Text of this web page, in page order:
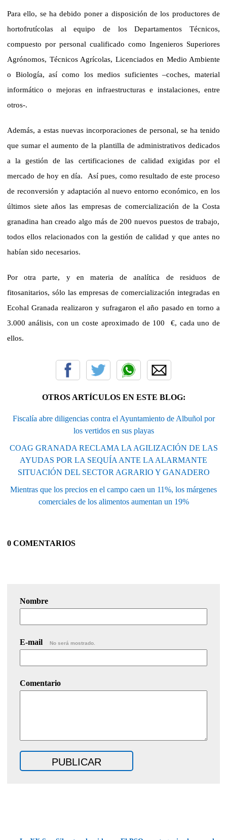
Para ello, se ha debido poner a disposición de los productores de
hortofrutícolas al equipo de los Departamentos Técnicos,
compuesto por personal cualificado como Ingenieros Superiores
Agrónomos, Técnicos Agrícolas, Licenciados en Medio Ambiente
o Biología, así como los medios suficientes –coches, material
informático o mejoras en infraestructuras e instalaciones, entre
otros-.
Además, a estas nuevas incorporaciones de personal, se ha tenido
que sumar el aumento de la plantilla de administrativos dedicados
a la gestión de las certificaciones de calidad exigidas por el
mercado de hoy en día.
Así pues, como resultado de este proceso
de reconversión y adaptación al nuevo entorno económico, en los
últimos siete años las empresas de comercialización dela Costa
granadina han creado algo más de 200 nuevos puestos de trabajo,
todos ellos relacionados con la gestión de calidad y que antes no
habían sido necesarios.
Por otra parte, y en materia de analítica de residuos de
fitosanitarios, sólo las empresas de comercialización integradas en
Ecohal Granada realizaron y sufragaron el año pasado en torno a
3.000 análisis, con un coste aproximado de 100
€, cada uno de
ellos.
OTROS ARTÍCULOS EN ESTE BLOG:
Fiscalía abre diligencias contra el Ayuntamiento de Albuñol por
los vertidos en sus playas
COAG GRANADA RECLAMA LA AGILIZACIÓN DE LAS
AYUDAS POR LA SEQUÍA ANTE LA ALARMANTE
SITUACIÓN DEL SECTOR AGRARIO Y GANADERO
Mientras que los precios en el campo caen un 11%, los márgenes
comerciales de los alimentos aumentan un 19%
0 COMENTARIOS
Nombre
E-mail No será mostrado.
Comentario